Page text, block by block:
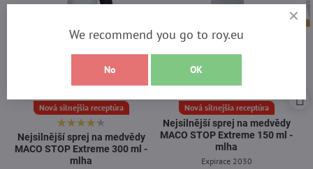
Nová silnejšia receptúra
Nejsilnější sprej na medvědy
MACO STOP Extreme 300 ml -
mlha
Nová silnejšia receptúra
Nejsilnější sprej na medvědy
MACO STOP Extreme 150 ml -
mlha
Expirace 2030
We recommend you go to roy.eu
No OK